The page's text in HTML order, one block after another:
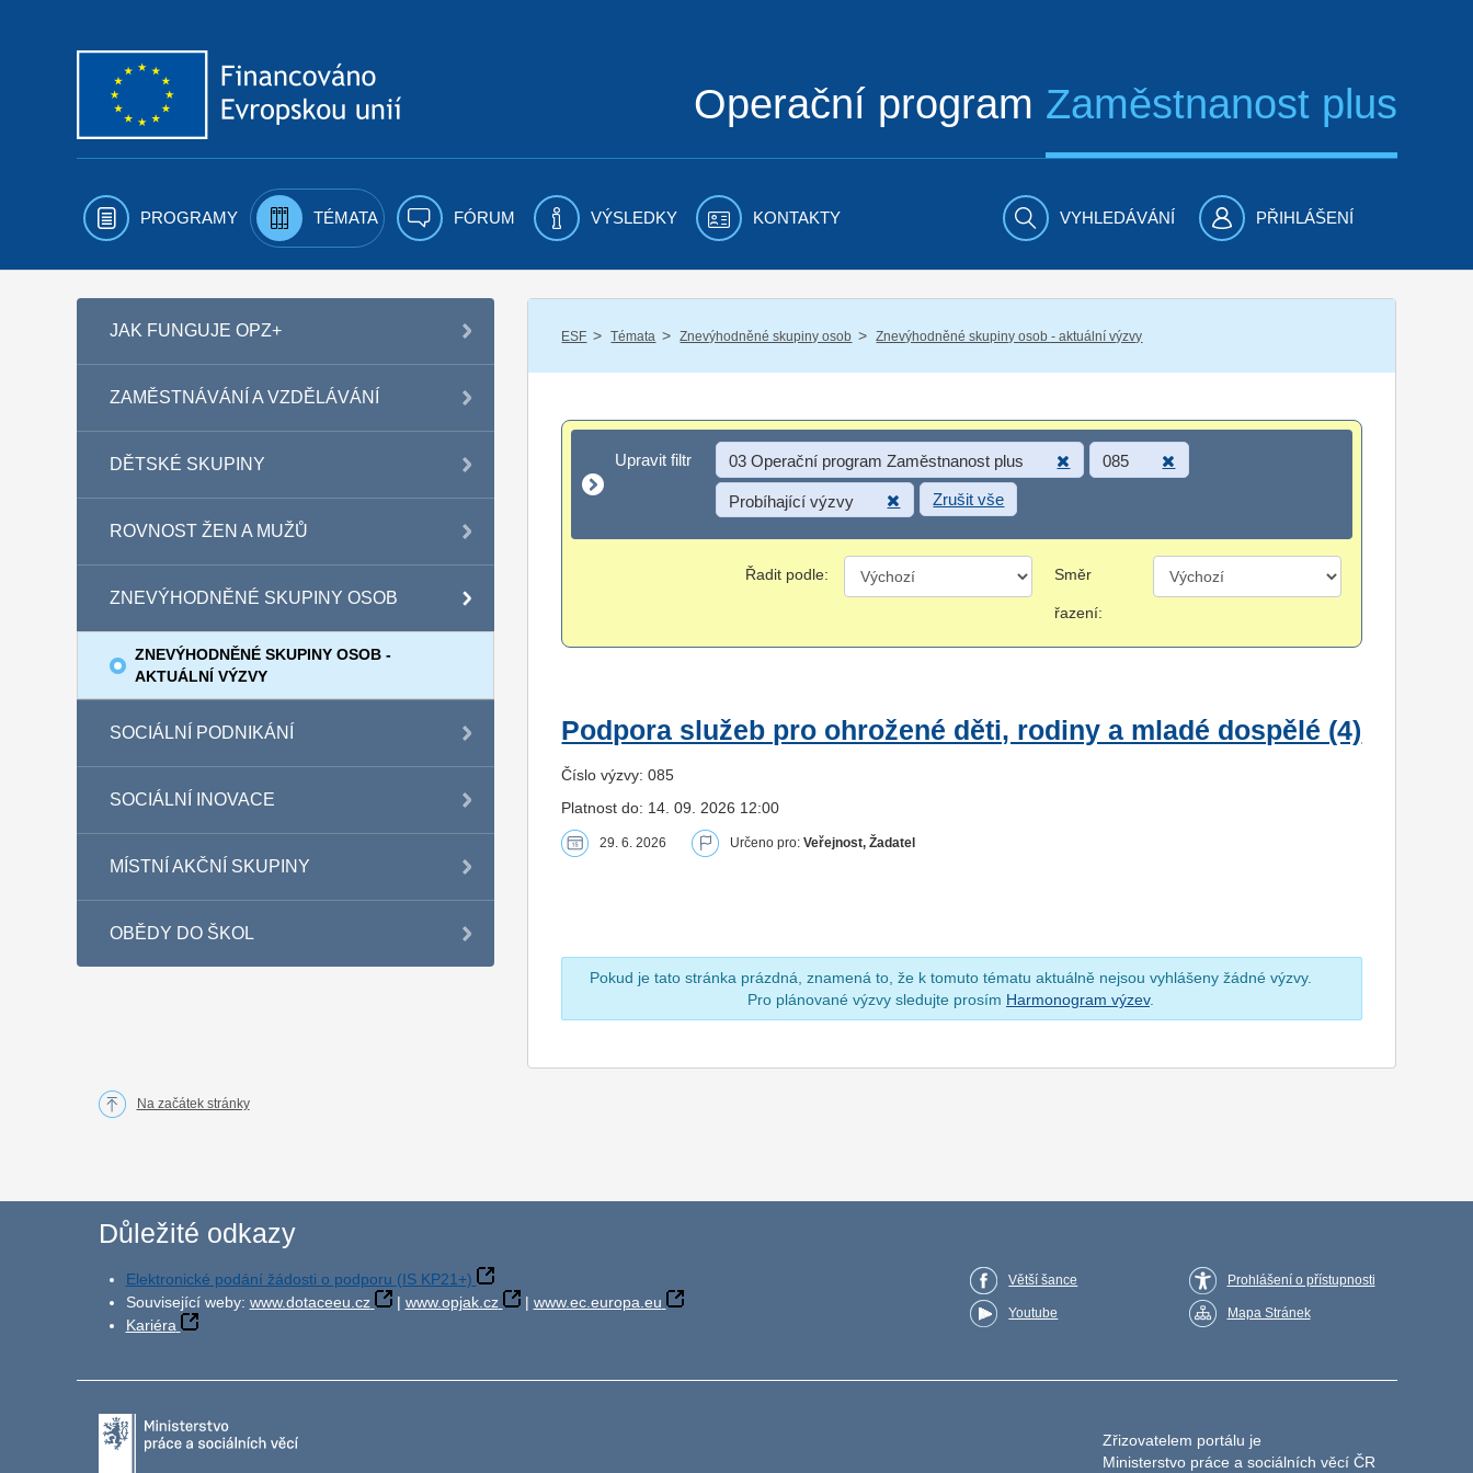
Operační program Zaměstnanost plus
PROGRAMY TÉMATA FÓRUM VÝSLEDKY KONTAKTY VYHLEDÁVÁNÍ PŘIHLÁŠENÍ
JAK FUNGUJE OPZ+
ZAMĚSTNÁVÁNÍ A VZDĚLÁVÁNÍ
DĚTSKÉ SKUPINY
ROVNOST ŽEN A MUŽŮ
ZNEVÝHODNĚNÉ SKUPINY OSOB
ZNEVÝHODNĚNÉ SKUPINY OSOB -
AKTUÁLNÍ VÝZVY
SOCIÁLNÍ PODNIKÁNÍ
SOCIÁLNÍ INOVACE
MÍSTNÍ AKČNÍ SKUPINY
OBĚDY DO ŠKOL
ESF / Témata / Znevýhodněné skupiny osob / Znevýhodněné skupiny osob - aktuální výzvy
Upravit filtr
Upravit filtr 03 Operační program Zaměstnanost plus 085
Probíhající výzvy Zrušit vše
Řadit podle: Směr
řazení:
Podpora služeb pro ohrožené děti, rodiny a mladé dospělé (4)
Číslo výzvy: 085
Platnost do: 14. 09. 2026 12:00
29. 6. 2026 Určeno pro:Veřejnost, Žadatel
Pokud je tato stránka prázdná, znamená to, že k tomuto tématu aktuálně nejsou vyhlášeny žádné výzvy.
Pro plánované výzvy sledujte prosím Harmonogram výzev.
Na začátek stránky
Důležité odkazy
Elektronické podání žádosti o podporu (IS KP21+)
Související weby: www.dotaceeu.cz | www.opjak.cz | www.ec.europa.eu
Kariéra
Větší šance
Youtube
Prohlášení o přístupnosti
Mapa Stránek
Zřizovatelem portálu je
Ministerstvo práce a sociálních věcí ČR